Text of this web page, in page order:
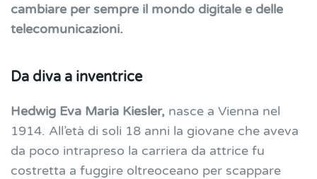
cambiare per sempre il mondo digitale e delle
telecomunicazioni.
Da diva a inventrice
Hedwig Eva Maria Kiesler, nasce a Vienna nel
1914. All’età di soli 18 anni la giovane che aveva
da poco intrapreso la carriera da attrice fu
costretta a fuggire oltreoceano per scappare